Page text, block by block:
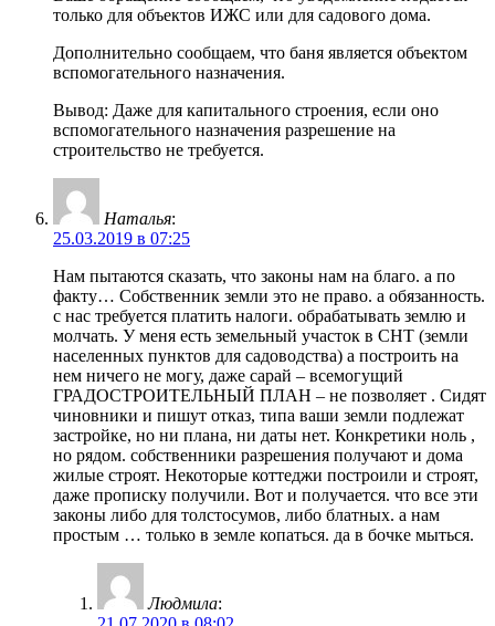
только для объектов ИЖС или для садового дома.
Дополнительно сообщаем, что баня является объектом
вспомогательного назначения.
Вывод: Даже для капитального строения, если оно
вспомогательного назначения разрешение на
строительство не требуется.
Наталья:
25.03.2019 в 07:25
Нам пытаются сказать, что законы нам на благо. а по
факту… Собственник земли это не право. а обязанность.
с нас требуется платить налоги. обрабатывать землю и
молчать. У меня есть земельный участок в СНТ (земли
населенных пунктов для садоводства) а построить на
нем ничего не могу, даже сарай – всемогущий
ГРАДОСТРОИТЕЛЬНЫЙ ПЛАН – не позволяет . Сидят
чиновники и пишут отказ, типа ваши земли подлежат
застройке, но ни плана, ни даты нет. Конкретики ноль ,
но рядом. собственники разрешения получают и дома
жилые строят. Некоторые коттеджи построили и строят,
даже прописку получили. Вот и получается. что все эти
законы либо для толстосумов, либо блатных. а нам
простым … только в земле копаться. да в бочке мыться.
Людмила: